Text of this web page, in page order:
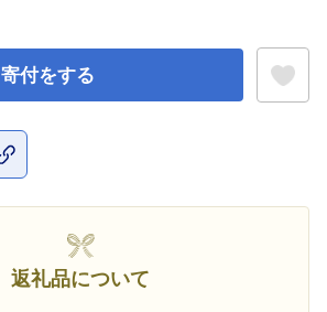
寄付をする
返礼品について